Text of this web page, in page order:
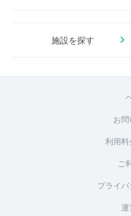
施設を探す
お
利用料
ご
プライ
運